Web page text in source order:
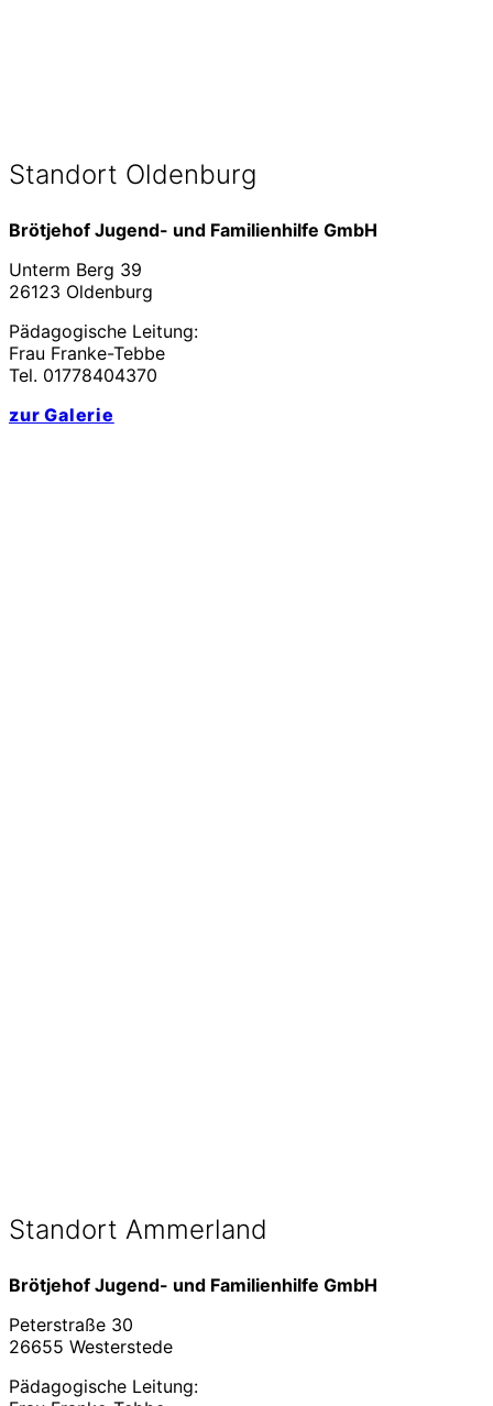
Standort Oldenburg
Brötjehof Jugend- und Familienhilfe GmbH
Unterm Berg 39
26123 Oldenburg
Pädagogische Leitung:
Frau Franke-Tebbe
Tel. 01778404370
zur Galerie
Standort Ammerland
Brötjehof Jugend- und Familienhilfe GmbH
Peterstraße 30
26655 Westerstede
Pädagogische Leitung: